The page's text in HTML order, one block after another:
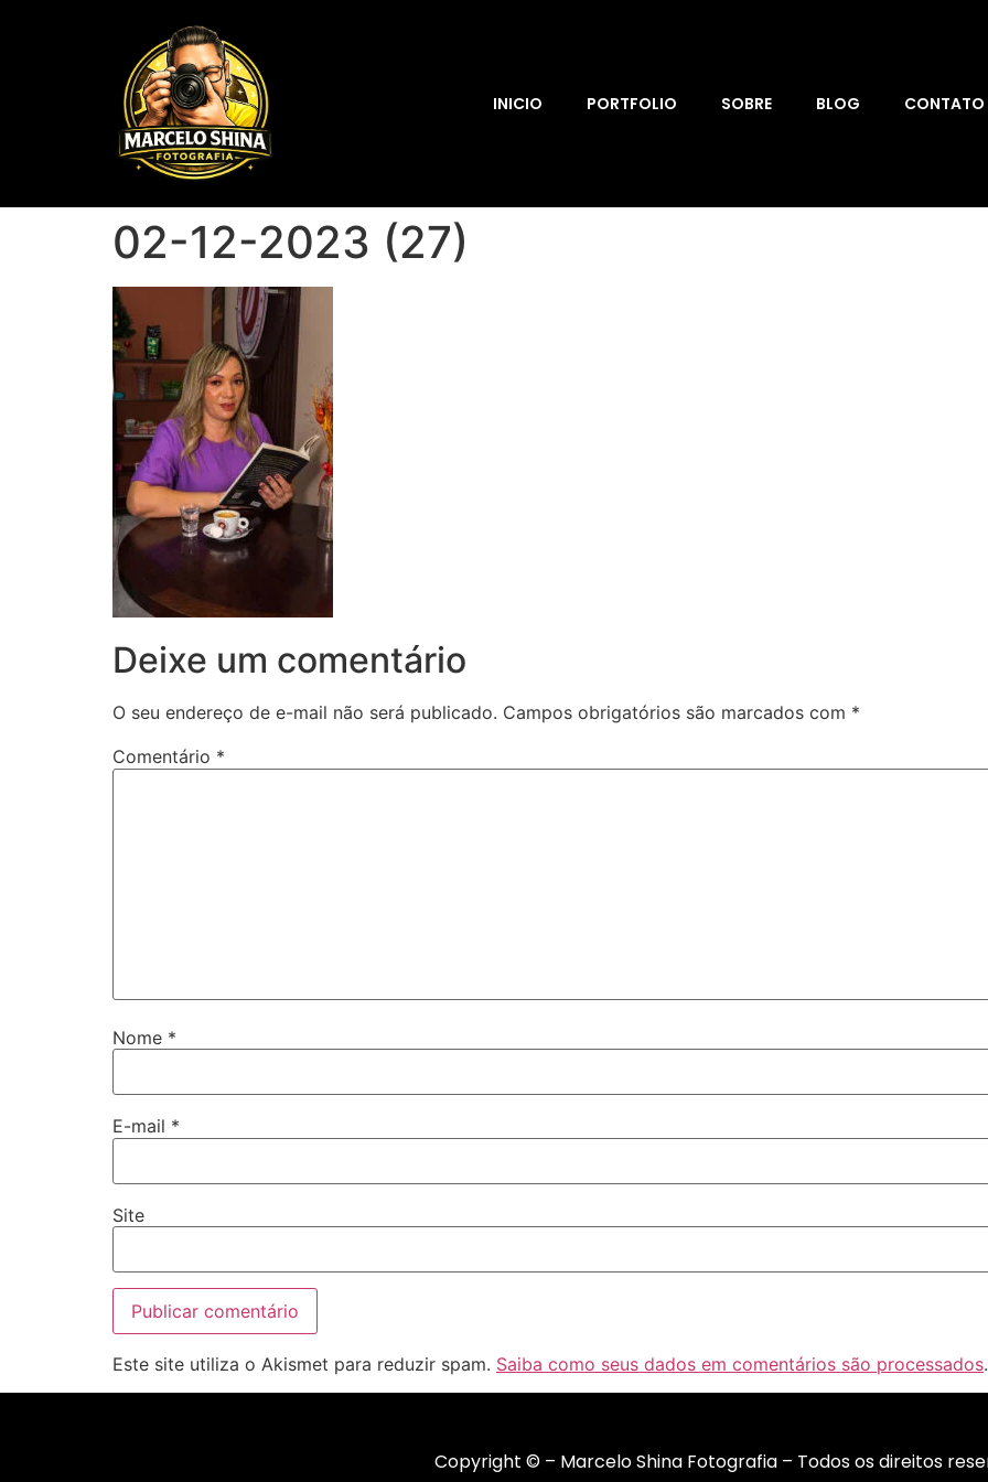
INICIO PORTFOLIO SOBRE BLOG CONTATO
02-12-2023 (27)
Deixe um comentário
O seu endereço de e-mail não será publicado. Campos obrigatórios são marcados com *
Comentário *
Nome *
E-mail *
Site
Este site utiliza o Akismet para reduzir spam. Saiba como seus dados em comentários são processados.
Copyright © – Marcelo Shina Fotografia – Todos os direitos